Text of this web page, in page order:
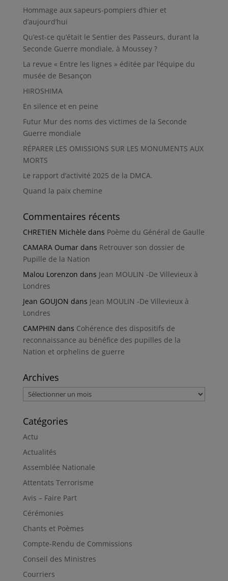
Hommage aux sapeurs-pompiers d’hier et
d’aujourd’hui
Qu’est-ce qu’était le Sentier des Passeurs, durant la
Seconde Guerre mondiale, à Moussey ?
La revue « Entre les lignes » éditée par l’équipe du
musée de Besançon
HIROSHIMA
En silence et en peine
Futur Mur des noms des victimes de la Seconde
Guerre mondiale
RÉPARER LES OMISSIONS SUR LES MONUMENTS AUX
MORTS
Le rapport d’activité 2025 de la DMCA.
Quand la paix chemine
Commentaires récents
CHRETIEN Michèle dans Poème du Général de Gaulle
CAMARA Oumardans Retrouver son dossier de
Pupille de la Nation
Malou Lorenzon dans Jean MOULIN -De Villevieux à
Londres
Jean GOUJON dans Jean MOULIN -De Villevieux à
Londres
CAMPHIN dans Cohérence des dispositifs de
reconnaissance au bénéfice des pupilles de la
Nation et orphelins de guerre
Archives
Archives
Catégories
Actu
Actualités
Assemblée Nationale
Attentats Terrorisme
Avis – Faire Part
Cérémonies
Chants et Poèmes
Compte-Rendu de Commissions
Conseil des Ministres
Courriers